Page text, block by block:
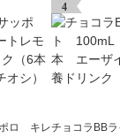
ロ キレ
4
チョコラBB